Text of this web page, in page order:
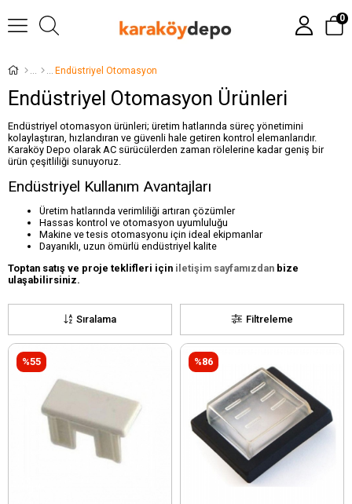
0
Endüstriyel Otomasyon
Endüstriyel Otomasyon Ürünleri
Endüstriyel otomasyon ürünleri; üretim hatlarında süreç yönetimini
kolaylaştıran, hızlandıran ve güvenli hale getiren kontrol elemanlarıdır.
Karaköy Depo olarak AC sürücülerden zaman rölelerine kadar geniş bir
ürün çeşitliliği sunuyoruz.
Endüstriyel Kullanım Avantajları
Üretim hatlarında verimliliği artıran çözümler
Hassas kontrol ve otomasyon uyumluluğu
Makine ve tesis otomasyonu için ideal ekipmanlar
Dayanıklı, uzun ömürlü endüstriyel kalite
Toptan satış ve proje teklifleri için iletişim sayfamızdan bize
ulaşabilirsiniz.
Filtreleme
Sıralama
%55 %86